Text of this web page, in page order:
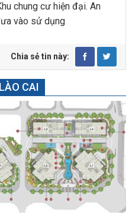
chung cư hiện đại. An
vào sử dụng
Chia sẻ tin này:
CAI